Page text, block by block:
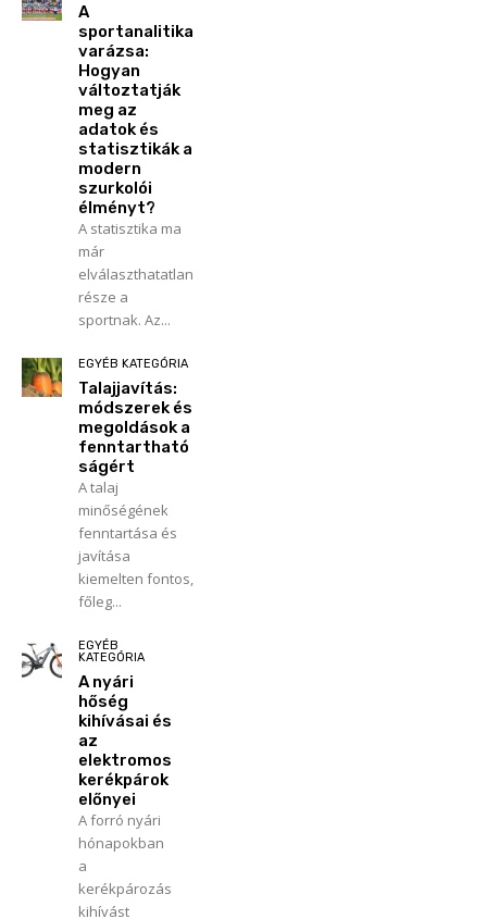
A
sportanalitika
varázsa:
Hogyan
változtatják
meg az
adatok és
statisztikák a
modern
szurkolói
élményt?
A statisztika ma
már
elválaszthatatlan
része a
sportnak. Az...
EGYÉB KATEGÓRIA
Talajjavítás:
módszerek és
megoldások a
fenntartható
ságért
A talaj
minőségének
fenntartása és
javítása
kiemelten fontos,
főleg...
EGYÉB
KATEGÓRIA
A nyári
hőség
kihívásai és
az
elektromos
kerékpárok
előnyei
A forró nyári
hónapokban
a
kerékpározás
kihívást